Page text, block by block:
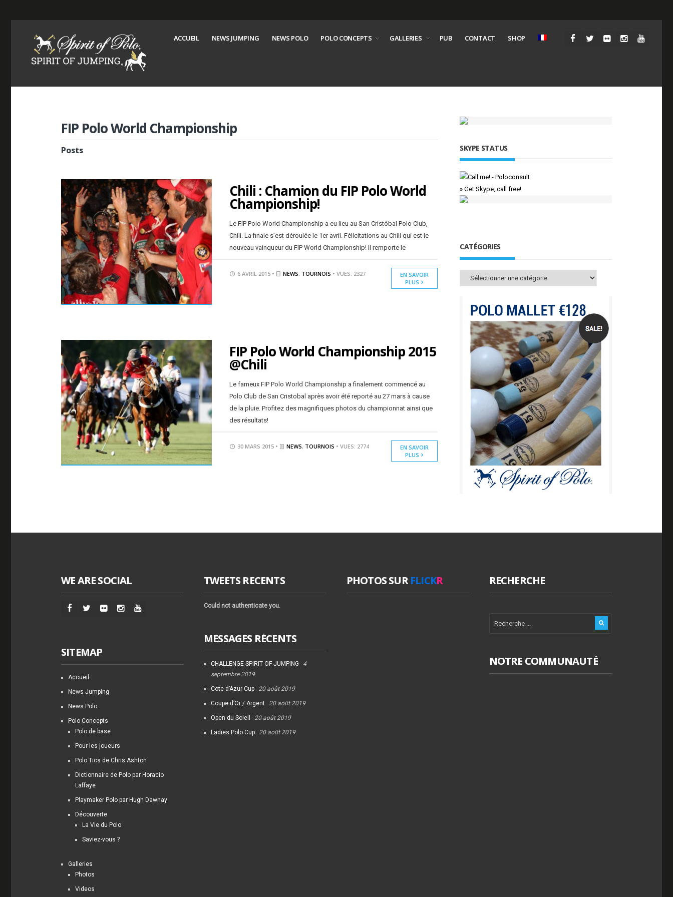
ACCUEIL NEWS JUMPING NEWS POLO POLO CONCEPTS GALLERIES PUB CONTACT SHOP
FIP Polo World Championship
Posts
Chili : Chamion du FIP Polo World
Championship!
Le FIP Polo World Championship a eu lieu au San Cristóbal Polo Club,
Chili. La finale s’est déroulée le 1er avril. Félicitations au Chili qui est le
nouveau vainqueur du FIP World Championship! Il remporte le
6 AVRIL 2015 • NEWS, TOURNOIS • VUES: 2327
EN SAVOIR
PLUS
FIP Polo World Championship 2015
@Chili
Le fameux FIP Polo World Championship a finalement commencé au
Polo Club de San Cristobal après avoir été reporté au 27 mars à cause
de la pluie. Profitez des magnifiques photos du championnat ainsi que
des résultats!
30 MARS 2015 • NEWS, TOURNOIS • VUES: 2774
EN SAVOIR
PLUS
SKYPE STATUS
» Get Skype, call free!
CATÉGORIES
Catégories
WE ARE SOCIAL
SITEMAP
Accueil
News Jumping
News Polo
Polo Concepts
Polo de base
Pour les joueurs
Polo Tics de Chris Ashton
Dictionnaire de Polo par Horacio
Laffaye
Playmaker Polo par Hugh Dawnay
Découverte
La Vie du Polo
Saviez-vous ?
Galleries
Photos
Videos
TWEETS RECENTS
Could not authenticate you.
MESSAGES RÉCENTS
CHALLENGE SPIRIT OF JUMPING
4
septembre 2019
Cote d’Azur Cup 20 août 2019
Coupe d’Or / Argent 20 août 2019
Open du Soleil 20 août 2019
Ladies Polo Cup 20 août 2019
PHOTOS SURFLICKR RECHERCHE
NOTRE COMMUNAUTÉ